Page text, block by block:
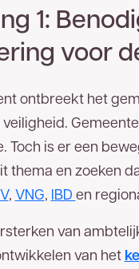
1:
voor
ontbreekt het
Toch is er een
thema en zoeken
, VNG, IBD en
van
van het
U ontvangt zo